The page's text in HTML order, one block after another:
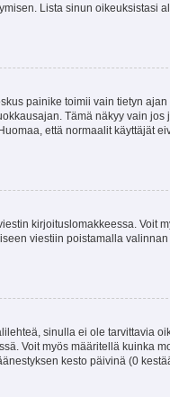
Lista sinun oikeuksistasi
painike toimii vain tietyn
Tämä näkyy vain jos
että normaalit käyttäjät
kirjoituslomakkeessa. Voit
viestiin poistamalla valinnan
sinulla ei ole tarvittavia
Voit myös määritellä kuinka
kesto päivinä (0